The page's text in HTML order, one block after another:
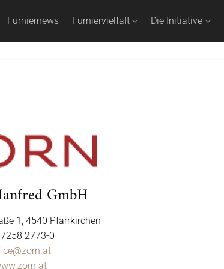
Furniernews Furniervielfalt Die Initiative
GmbH
1, 4540 Pfarrkirchen
2773-0